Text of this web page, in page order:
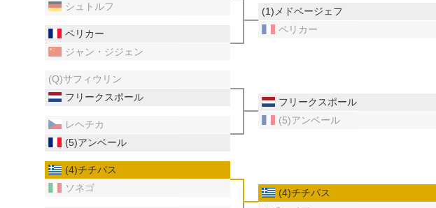
シュトルフ
ペリカー
ジャン・ジジェン
(Q)サフィウリン
フリークスポール
レヘチカ
(5)アンベール
(4)チチパス
ソネゴ
(1)メドベージェフ
ペリカー
フリークスポール
(5)アンベール
(4)チチパス